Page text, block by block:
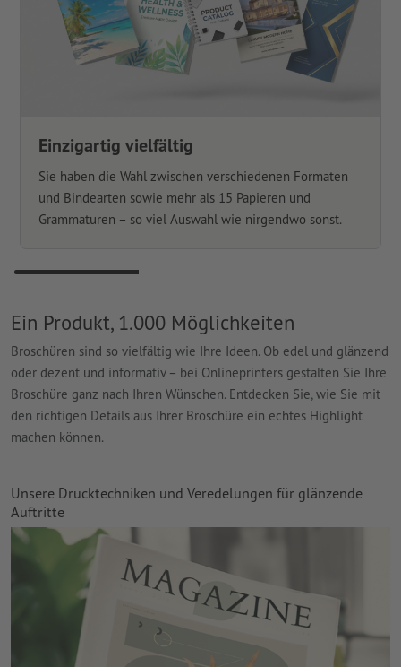
Einzigartig vielfältig
Sie haben die Wahl zwischen verschiedenen Formaten
und Bindearten sowie mehr als 15 Papieren und
Grammaturen – so viel Auswahl wie nirgendwo sonst.
Ein Produkt, 1.000 Möglichkeiten
Broschüren sind so vielfältig wie Ihre Ideen. Ob edel und glänzend
oder dezent und informativ – bei Onlineprinters gestalten Sie Ihre
Broschüre ganz nach Ihren Wünschen. Entdecken Sie, wie Sie mit
den richtigen Details aus Ihrer Broschüre ein echtes Highlight
machen können.
Unsere Drucktechniken und Veredelungen für glänzende
Auftritte